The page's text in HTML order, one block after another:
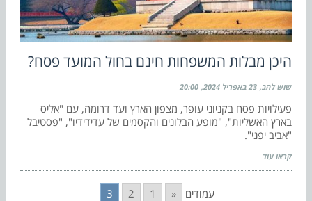
היכן מבלות המשפחות חינם בחול המועד פסח?
שוש להב 23 באפריל 2024 20:00
פעילויות פסח בקניוני עופר, מצפון הארץ ועד דרומה, עם "אליס
בארץ האשליות", "מופע הבלונים והקסמים של עדידידיו", "פסטיבל
"אביב יפני".
קראו עוד
עמודים «
1
2
3